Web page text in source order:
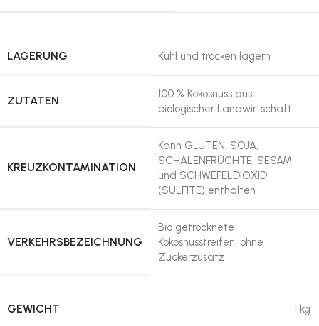
LAGERUNG Kühl und trocken lagern
ZUTATEN
100 % Kokosnuss aus
biologischer Landwirtschaft
KREUZKONTAMINATION
Kann GLUTEN, SOJA,
SCHALENFRÜCHTE, SESAM
und SCHWEFELDIOXID
(SULFITE) enthalten
VERKEHRSBEZEICHNUNG
Bio getrocknete
Kokosnusstreifen, ohne
Zuckerzusatz
GEWICHT 1 kg